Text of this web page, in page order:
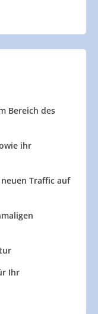
Bereich des
ihr
Traffic auf
Ihr